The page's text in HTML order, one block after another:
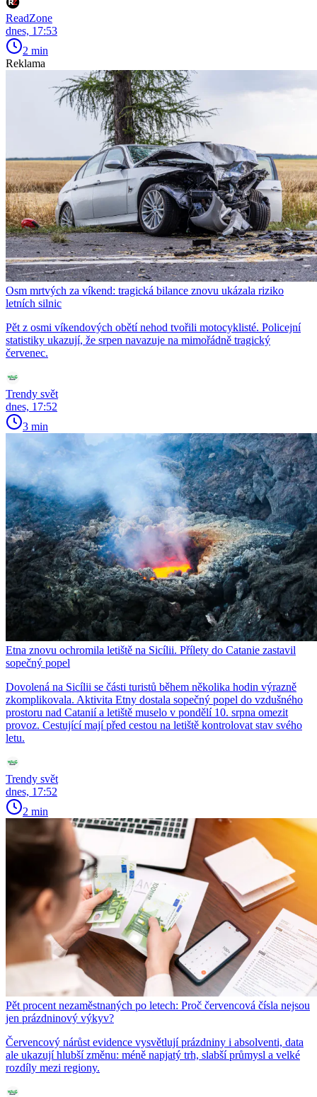
ReadZone
dnes, 17:53
2 min
Reklama
Osm mrtvých za víkend: tragická bilance znovu ukázala riziko
letních silnic
Pět z osmi víkendových obětí nehod tvořili motocyklisté. Policejní
statistiky ukazují, že srpen navazuje na mimořádně tragický
červenec.
Trendy svět
dnes, 17:52
3 min
Etna znovu ochromila letiště na Sicílii. Přílety do Catanie zastavil
sopečný popel
Dovolená na Sicílii se části turistů během několika hodin výrazně
zkomplikovala. Aktivita Etny dostala sopečný popel do vzdušného
prostoru nad Catanií a letiště muselo v pondělí 10. srpna omezit
provoz. Cestující mají před cestou na letiště kontrolovat stav svého
letu.
Trendy svět
dnes, 17:52
2 min
Pět procent nezaměstnaných po letech: Proč červencová čísla nejsou
jen prázdninový výkyv?
Červencový nárůst evidence vysvětlují prázdniny i absolventi, data
ale ukazují hlubší změnu: méně napjatý trh, slabší průmysl a velké
rozdíly mezi regiony.